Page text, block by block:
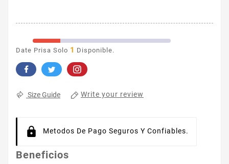
Date Prisa Solo 1 Disponible.
Size Guide Write your review
Metodos De Pago Seguros Y Confiables.
Beneficios